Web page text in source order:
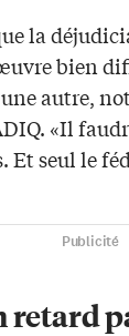
la
bien
autre,
«Il
Et seul le
Publicité
retard